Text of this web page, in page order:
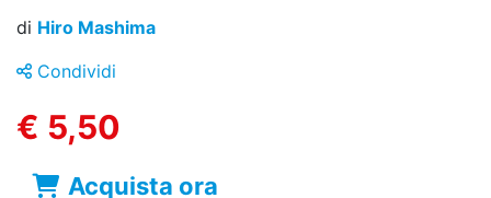
di Hiro Mashima
Condividi
€ 5,50
Acquista ora